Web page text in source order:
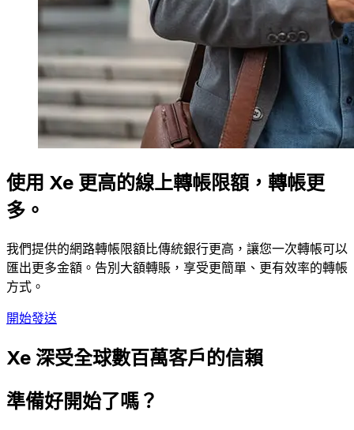
使用 Xe 更高的線上轉帳限額，轉帳更
多。
我們提供的網路轉帳限額比傳統銀行更高，讓您一次轉帳可以
匯出更多金額。告別大額轉賬，享受更簡單、更有效率的轉帳
方式。
開始發送
Xe 深受全球數百萬客戶的信賴
準備好開始了嗎？